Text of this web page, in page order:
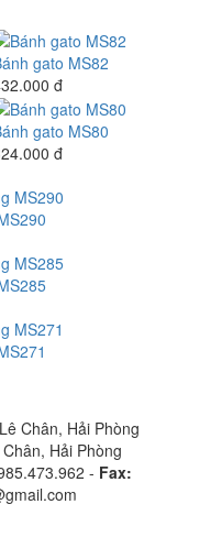
gato MS82
đ
gato MS80
đ
Chân, Hải Phòng
Hải Phòng
- Fax: